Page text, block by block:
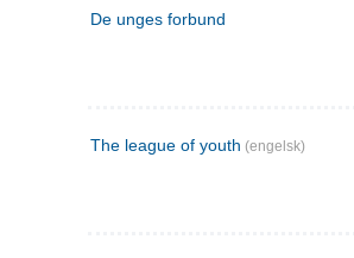
De unges forbund
The league of youth (engelsk)